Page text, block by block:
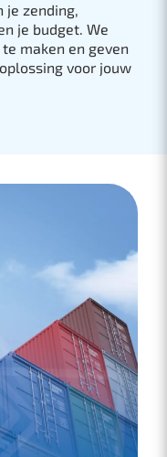
je zending,
je budget. We
maken en geven
voor jouw